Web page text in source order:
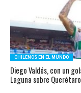
CHILENOS EN EL MUNDO
Diego Valdés, con un
Laguna sobre